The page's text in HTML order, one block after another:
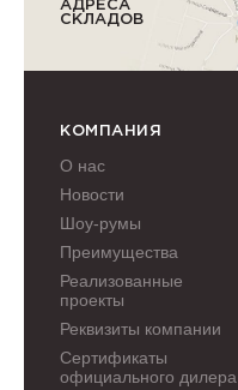
АДРЕСА
СКЛАДОВ
КОМПАНИЯ
О нас
Новости
Шоу-румы
Преимущества
Реализованные
проекты
Реквизиты компании
Сертификаты
официального дилера